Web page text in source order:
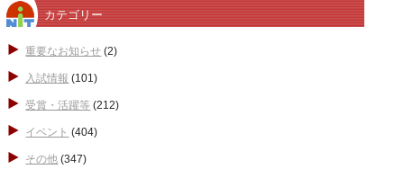
カテゴリー
重要なお知らせ (2)
入試情報 (101)
受賞・活躍等 (212)
イベント (404)
その他 (347)